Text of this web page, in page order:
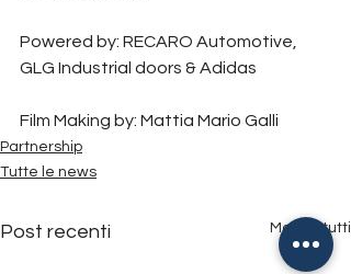
Powered by: RECARO Automotive,
GLG Industrial doors & Adidas
Film Making by: Mattia Mario Galli
Partnership
Tutte le news
Post recenti Mostra tutti